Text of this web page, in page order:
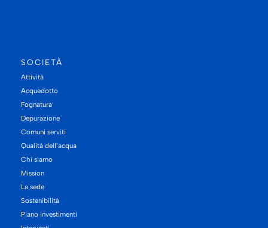
SOCIETÀ
Attività
Acquedotto
Fognatura
Depurazione
Comuni serviti
Qualità dell’acqua
Chi siamo
Mission
La sede
Sostenibilità
Piano investimenti